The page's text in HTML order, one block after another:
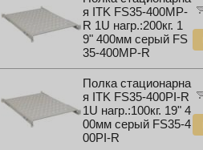
я ITK FS35-400MP-
R 1U нагр.:200кг. 1
9" 400мм серый FS
35-400MP-R
Полка стационарна
я ITK FS35-400PI-R
1U нагр.:100кг. 19" 4
00мм серый FS35-4
00PI-R